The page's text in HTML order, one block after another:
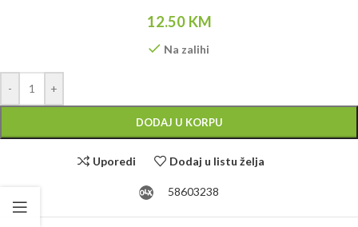
12.50 KM
Na zalihi
- +
DODAJ U KORPU
Uporedi Dodaj u listu želja
58603238